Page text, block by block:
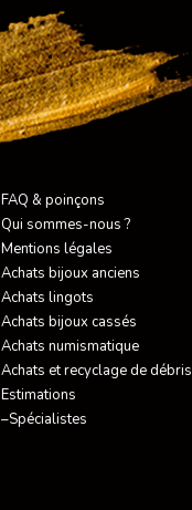
FAQ & poinçons
Qui sommes-nous ?
Mentions légales
Achats bijoux anciens
Achats lingots
Achats bijoux cassés
Achats numismatique
Achats et recyclage de débris
Estimations
–Spécialistes